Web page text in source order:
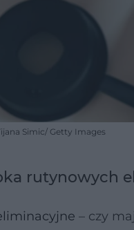
Simic/ Getty Images
rutynowych
– czy